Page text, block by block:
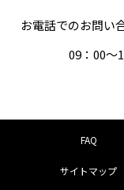
お電話でのお問い
09：00
FAQ
サイトマップ